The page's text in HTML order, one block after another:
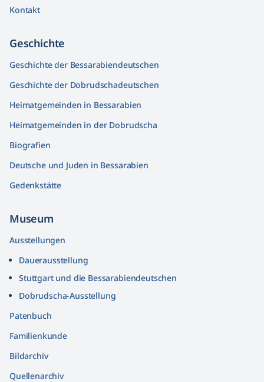
Kontakt
Geschichte
Geschichte der Bessarabiendeutschen
Geschichte der Dobrudschadeutschen
Heimatgemeinden in Bessarabien
Heimatgemeinden in der Dobrudscha
Biografien
Deutsche und Juden in Bessarabien
Gedenkstätte
Museum
Ausstellungen
Dauerausstellung
Stuttgart und die Bessarabiendeutschen
Dobrudscha­-Ausstellung
Patenbuch
Familienkunde
Bildarchiv
Quellenarchiv